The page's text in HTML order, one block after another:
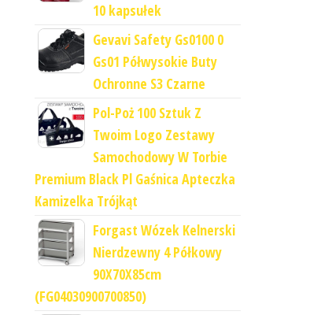
10 kapsułek
Gevavi Safety Gs0100 0
Gs01 Półwysokie Buty
Ochronne S3 Czarne
Pol-Poż 100 Sztuk Z
Twoim Logo Zestawy
Samochodowy W Torbie
Premium Black Pl Gaśnica Apteczka
Kamizelka Trójkąt
Forgast Wózek Kelnerski
Nierdzewny 4 Półkowy
90X70X85cm
(FG04030900700850)